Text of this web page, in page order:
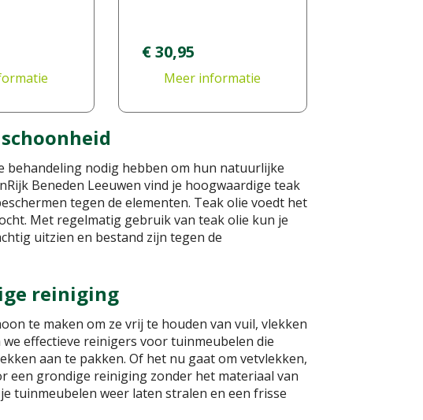
€30,95
Meer informatie
behandeling nodig hebben om hun natuurlijke
Beneden Leeuwen vind je hoogwaardige teak
tegen de elementen. Teak olie voedt het
Met regelmatig gebruik van teak olie kun je
uitzien en bestand zijn tegen de
reiniging
te maken om ze vrij te houden van vuil, vlekken
effectieve reinigers voor tuinmeubelen die
aan te pakken. Of het nu gaat om vetvlekken,
een grondige reiniging zonder het materiaal van
tuinmeubelen weer laten stralen en een frisse